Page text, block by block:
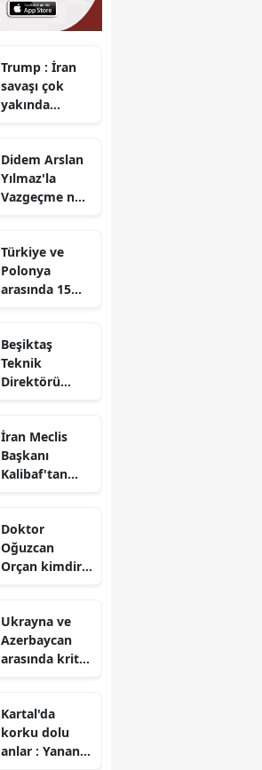
Trump : İran
savaşı çok
yakında
Didem Arslan
Yılmaz'la
Vazgeçme ne
Türkiye ve
Polonya
arasında 15
Beşiktaş
Teknik
Direktörü
başardık
İran Meclis
Başkanı
Kalibaf'tan
Doktor
Oğuzcan
Orçan kimdir,
Ukrayna ve
Azerbaycan
arasında kritik
Kartal'da
korku dolu
anlar : Yanan